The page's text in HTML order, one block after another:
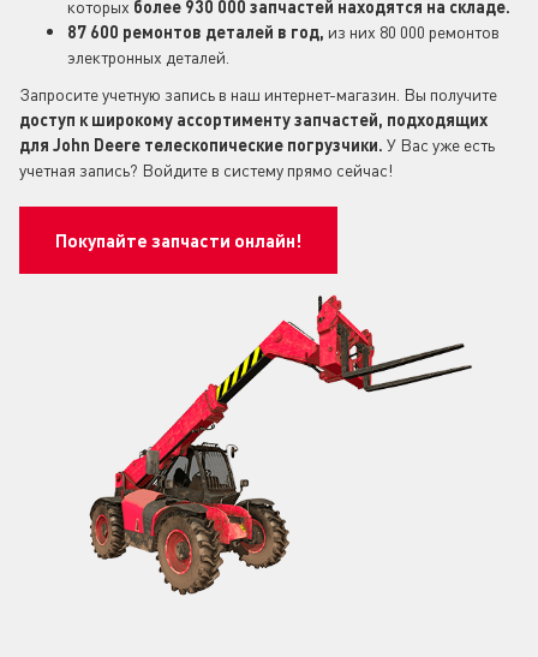
которых более 930 000 запчастей находятся на складе.
87 600 ремонтов деталей в год, из них 80 000 ремонтов
электронных деталей.
Запросите учетную запись в наш интернет-магазин. Вы получите
доступ к широкому ассортименту запчастей, подходящих
для John Deere телескопические погрузчики. У Вас уже есть
учетная запись? Войдите в систему прямо сейчас!
Покупайте запчасти онлайн!